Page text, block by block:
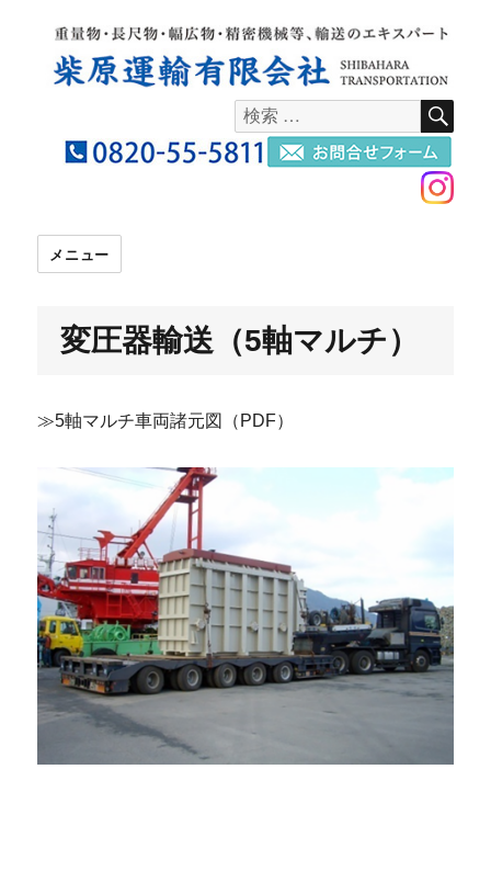
検
索
検
索
メニュー
変圧器輸送（5軸マルチ）
≫5軸マルチ車両諸元図（PDF）